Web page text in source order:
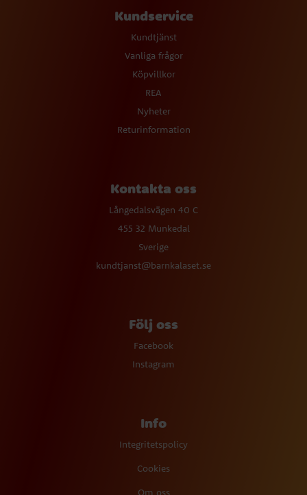
Kundservice
Kundtjänst
Vanliga frågor
Köpvillkor
REA
Nyheter
Returinformation
Kontakta oss
Långedalsvägen 40 C
455 32 Munkedal
Sverige
kundtjanst@barnkalaset.se
Följ oss
Facebook
Instagram
Info
Integritetspolicy
Cookies
Om oss